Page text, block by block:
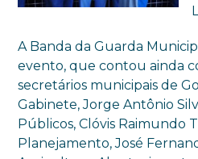
A Banda da Guarda
evento, que contou ainda
secretários municipais de
Gabinete, Jorge Antônio
Públicos, Clóvis Raimundo
Planejamento, José